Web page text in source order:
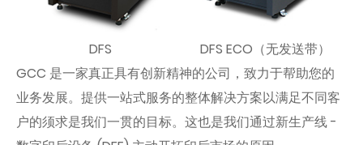
DFS
DFS ECO（无发送带）
GCC 是一家真正具有创新精神的公司，致力于帮助您的
业务发展。提供一站式服务的整体解决方案以满足不同客
户的须求是我们一贯的目标。这也是我们通过新生产线 -